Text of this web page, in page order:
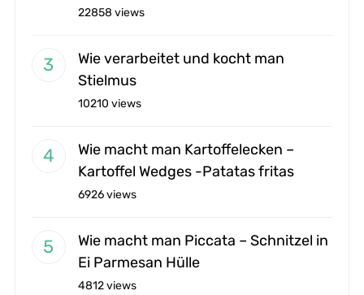
22858 views
Wie verarbeitet und kocht man
Stielmus
10210 views
Wie macht man Kartoffelecken –
Kartoffel Wedges -Patatas fritas
6926 views
Wie macht man Piccata – Schnitzel in
Ei Parmesan Hülle
4812 views